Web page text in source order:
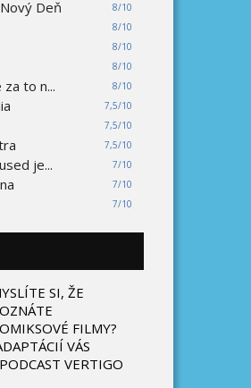
8/10
Deň
8/10
8/10
8/10
8/10
za to n...
7,5/10
7,5/10
7,5/10
7/10
je...
7/10
7/10
SI, ŽE
FILMY?
VÁS
VERTIGO